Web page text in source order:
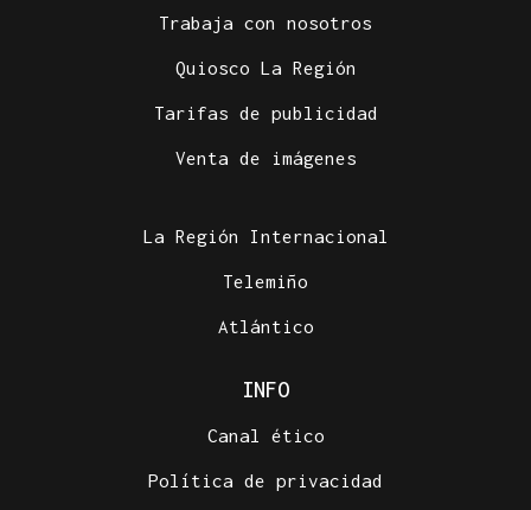
Trabaja con nosotros
Quiosco La Región
Tarifas de publicidad
Venta de imágenes
La Región Internacional
Telemiño
Atlántico
INFO
Canal ético
Política de privacidad